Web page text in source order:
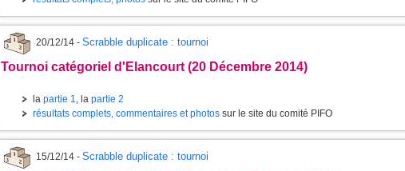
20/12/14 - Scrabble duplicate : tournoi
Tournoi catégoriel d'Elancourt (20 Décembre 2014)
la partie 1, la partie 2
résultats complets, commentaires et photos sur le site du comité PIFO
15/12/14 - Scrabble duplicate : tournoi